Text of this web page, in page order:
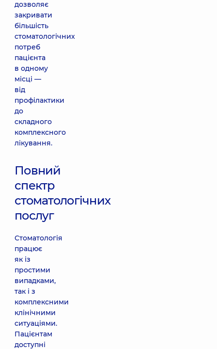
дозволяє
закривати
більшість
стоматологічних
потреб
пацієнта
в одному
місці —
від
профілактики
до
складного
комплексного
лікування.
Повний
спектр
стоматологічних
послуг
Стоматологія
працює
як із
простими
випадками,
так і з
комплексними
клінічними
ситуаціями.
Пацієнтам
доступні